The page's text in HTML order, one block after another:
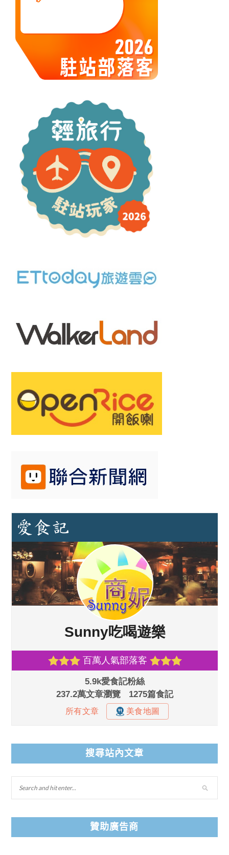
搜尋站內文章
贊助廣告商